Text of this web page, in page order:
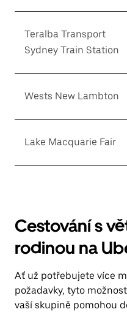
Teralba Transport
Sydney Train Station
Wests New Lambton
Lake Macquarie Fair
Cestování s
rodinou na
Ať už potřebujete více
požadavky, tyto
vaší skupině pomohou